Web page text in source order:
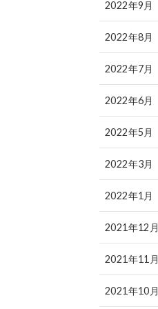
2022年9月
2022年8月
2022年7月
2022年6月
2022年5月
2022年3月
2022年1月
2021年12月
2021年11月
2021年10月